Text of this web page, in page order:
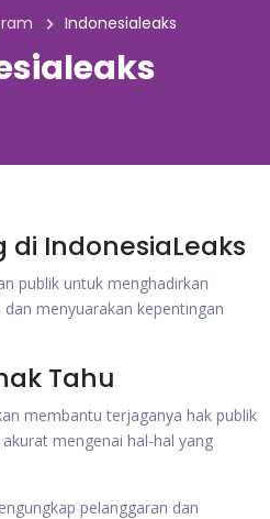
Indonesialeaks
IndonesiaLeaks
publik untuk menghadirkan
menyuarakan kepentingan
Tahu
membantu terjaganya hak publik
mengenai hal-hal yang
pelanggaran dan